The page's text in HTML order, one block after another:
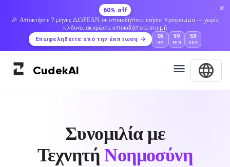
60% off
🎉 Αποκτήστε 7 μήνες ΔΩΡΕΑΝ σε οποιοδήποτε ετήσιο πρόγραμμα — χωρίς
κίνδυνο, ακυρώστε οποιαδήποτε στιγμή
Επωφεληθείτε από την έκπτωση 05
HR
59
MIN
52
SEC
CudekAI
Συνομιλία με
Τεχνητή Νοημοσύνη